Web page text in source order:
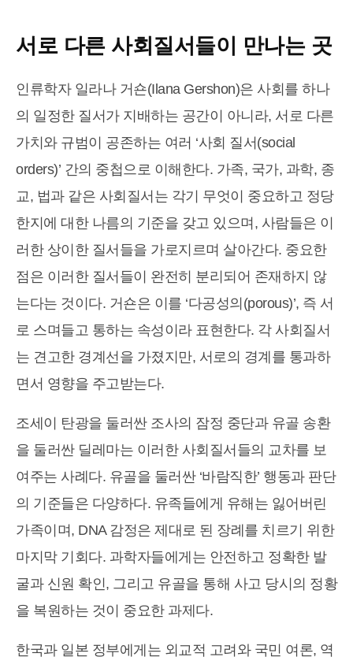
서로 다른 사회질서들이 만나는 곳
인류학자 일라나 거숀(Ilana Gershon)은 사회를 하나
의 일정한 질서가 지배하는 공간이 아니라, 서로 다른
가치와 규범이 공존하는 여러 ‘사회 질서(social
orders)’ 간의 중첩으로 이해한다. 가족, 국가, 과학, 종
교, 법과 같은 사회질서는 각기 무엇이 중요하고 정당
한지에 대한 나름의 기준을 갖고 있으며, 사람들은 이
러한 상이한 질서들을 가로지르며 살아간다. 중요한
점은 이러한 질서들이 완전히 분리되어 존재하지 않
는다는 것이다. 거숀은 이를 ‘다공성의(porous)’, 즉 서
로 스며들고 통하는 속성이라 표현한다. 각 사회질서
는 견고한 경계선을 가졌지만, 서로의 경계를 통과하
면서 영향을 주고받는다.
조세이 탄광을 둘러싼 조사의 잠정 중단과 유골 송환
을 둘러싼 딜레마는 이러한 사회질서들의 교차를 보
여주는 사례다. 유골을 둘러싼 ‘바람직한’ 행동과 판단
의 기준들은 다양하다. 유족들에게 유해는 잃어버린
가족이며, DNA 감정은 제대로 된 장례를 치르기 위한
마지막 기회다. 과학자들에게는 안전하고 정확한 발
굴과 신원 확인, 그리고 유골을 통해 사고 당시의 정황
을 복원하는 것이 중요한 과제다.
한국과 일본 정부에게는 외교적 고려와 국민 여론, 역